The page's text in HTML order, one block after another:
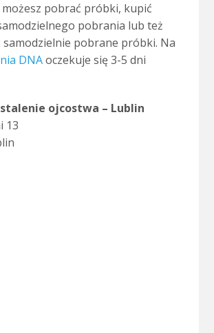
pobrać próbki, kupić
pobrania lub też
samodzielnie pobrane próbki. Na
DNAoczekuje się 3-5 dni
ojcostwa – Lublin
13